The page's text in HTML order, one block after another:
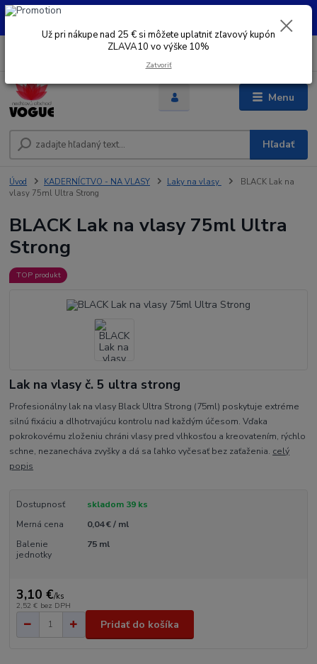
UŽ PRI NÁKUPE OD 30 € SI MOŽETE UPLATNIŤ ZĽAVOVÝ KUPÓN -
Menu
EUR
Hľadať
Úvod KADERNÍCTVO - NA VLASY Laky na vlasy
BLACK Lak na
vlasy 75ml Ultra Strong
BLACK Lak na vlasy 75ml Ultra
Strong
TOP produkt
Lak na vlasy č. 5 ultra strong
Profesionálny lak na vlasy Black Ultra Strong (75ml) poskytuje extréme
silnú fixáciu a dlhotrvajúcu kontrolu nad každým účesom. Vďaka
pokrokovému zloženiu chráni vlasy pred vlhkosťou a kreovatením, rýchlo
schne, nezanecháva zvyšky a dá sa ľahko vyčesať bez zaťaženia. celý
popis
Dostupnosť
skladom 39 ks
Merná cena
0,04 € / ml
Balenie
jednotky
75 ml
3,10 €/ks
2,52 € bez DPH
Pridať do košíka
Už pri nákupe nad 25 € si môžete uplatniť zľavový kupón
ZLAVA10 vo výške 10%
Zatvoriť